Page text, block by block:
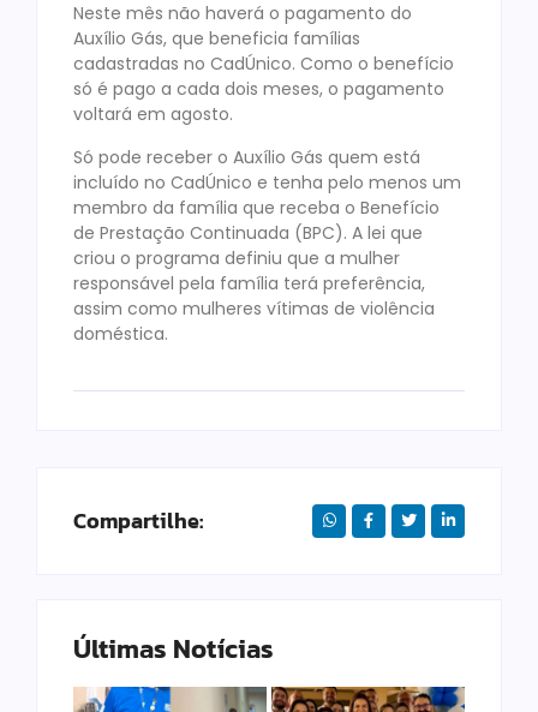
Neste mês não haverá o pagamento do
Auxílio Gás, que beneficia famílias
cadastradas no CadÚnico. Como o benefício
só é pago a cada dois meses, o pagamento
voltará em agosto.
Só pode receber o Auxílio Gás quem está
incluído no CadÚnico e tenha pelo menos um
membro da família que receba o Benefício
de Prestação Continuada (BPC). A lei que
criou o programa definiu que a mulher
responsável pela família terá preferência,
assim como mulheres vítimas de violência
doméstica.
Compartilhe:
Últimas Notícias